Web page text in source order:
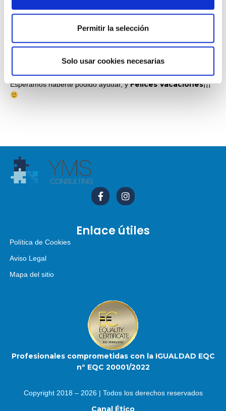
Permitir la selección
Solo usar cookies necesarias
verde como la imagen, hazlo al menos con quince días de
antelación, para que puedas elegir tus días con total
inferior izquierdo. Y después firmar y enviar. Pincha en
conforme y te saldrá la posibilidad de “
Visualizar el recibo
Esperamos haberte podido ayudar, yFelices Vacaciones¡¡¡
Enlace útiles
Política de Cookies
Aviso Legal
Mapa del sitio
Profesionales comprometidas con la IGUALDAD EQC
nº EQC 20001/2022
Copyright 2018 – 2026 | Todos los derechos reservados
Canal Ético